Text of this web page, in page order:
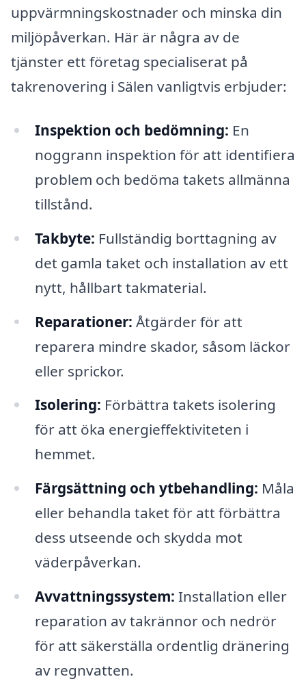
uppvärmningskostnader och minska din
miljöpåverkan. Här är några av de
tjänster ett företag specialiserat på
takrenovering i Sälen vanligtvis erbjuder:
Inspektion och bedömning: En
noggrann inspektion för att identifiera
problem och bedöma takets allmänna
tillstånd.
Takbyte: Fullständig borttagning av
det gamla taket och installation av ett
nytt, hållbart takmaterial.
Reparationer: Åtgärder för att
reparera mindre skador, såsom läckor
eller sprickor.
Isolering: Förbättra takets isolering
för att öka energieffektiviteten i
hemmet.
Färgsättning och ytbehandling: Måla
eller behandla taket för att förbättra
dess utseende och skydda mot
väderpåverkan.
Avvattningssystem: Installation eller
reparation av takrännor och nedrör
för att säkerställa ordentlig dränering
av regnvatten.